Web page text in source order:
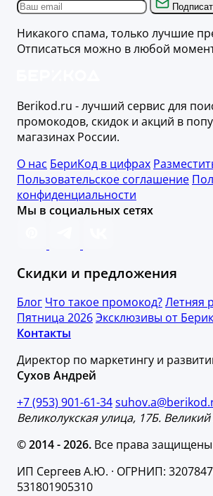
Никакого спама, только лучшие
Отписаться можно в любой
Berikod.ru - лучший сервис для
промокодов, скидок и акций в
магазинах России.
О нас БериКод в цифрах
Пользовательское соглашение
конфиденциальности
Мы в социальных сетях
Скидки и предложения
Блог Что такое промокод?Летняя
Пятница 2026Эксклюзивы от
Контакты
Директор по маркетингу и
Сухов Андрей
+7 (953) 901-61-34
Великолукская улица, 17Б.
© 2014 - 2026. Все права защищены
ИП Сергеев А.Ю. · ОГРНИП:
531801905310